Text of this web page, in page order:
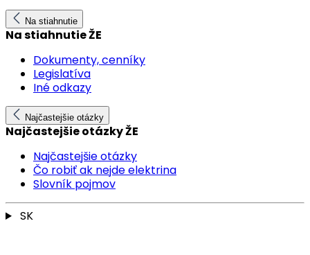
Na stiahnutie
Na stiahnutie ŽE
Dokumenty, cenníky
Legislatíva
Iné odkazy
Najčastejšie otázky
Najčastejšie otázky ŽE
Najčastejšie otázky
Čo robiť ak nejde elektrina
Slovník pojmov
SK